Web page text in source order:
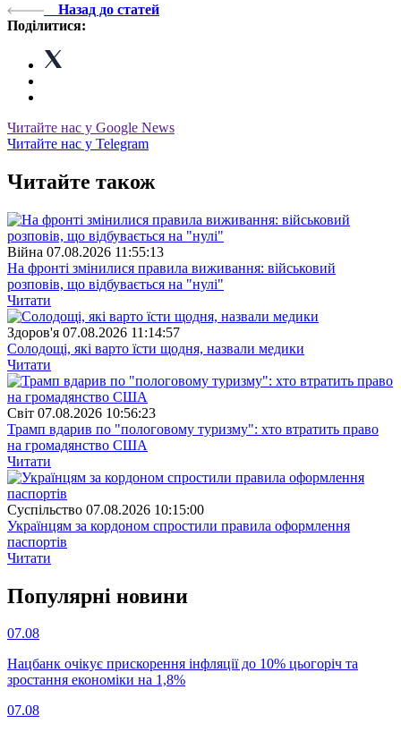
Назад до статей
Поділитися:
Читайте нас у Google News
Читайте нас у Telegram
Читайте також
Війна 07.08.2026 11:55:13
На фронті змінилися правила виживання: військовий
розповів, що відбувається на "нулі"
Читати
Здоров'я 07.08.2026 11:14:57
Солодощі, які варто їсти щодня, назвали медики
Читати
Свiт 07.08.2026 10:56:23
Трамп вдарив по "пологовому туризму": хто втратить право
на громадянство США
Читати
Суспiльство 07.08.2026 10:15:00
Українцям за кордоном спростили правила оформлення
паспортів
Читати
Популярнi новини
07.08
Нацбанк очікує прискорення інфляції до 10% цьогоріч та
зростання економіки на 1,8%
07.08